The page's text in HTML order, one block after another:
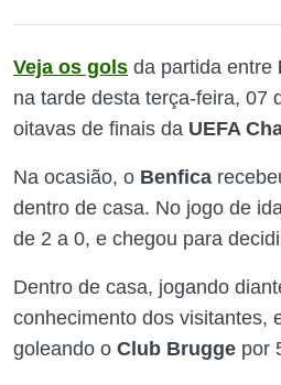
Veja os gols da partida entre
na tarde desta terça-feira, 07
oitavas de finais da UEFA
Na ocasião, o Benfica
dentro de casa. No jogo de
de 2 a 0, e chegou para
Dentro de casa, jogando
conhecimento dos visitantes,
goleando o Club Brugge por